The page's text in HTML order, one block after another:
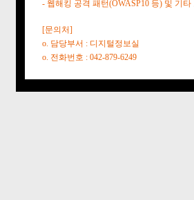
- 웹해킹 공격 패턴(OWASP10 등) 및 기
[문의처]
o. 담당부서 : 디지털정보실
o. 전화번호 : 042-879-6249